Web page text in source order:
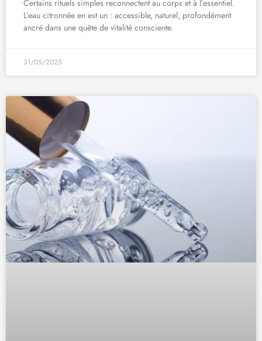
Certains rituels simples reconnectent au corps et à l’essentiel.
L’eau citronnée en est un : accessible, naturel, profondément
ancré dans une quête de vitalité consciente.
31/05/2025